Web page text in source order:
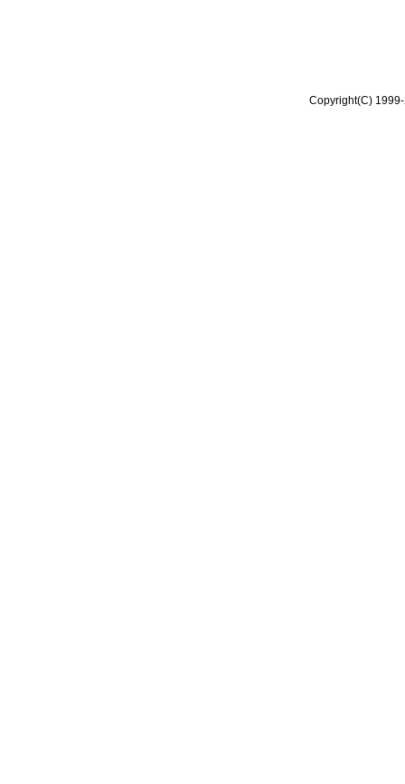
Copyright(C)